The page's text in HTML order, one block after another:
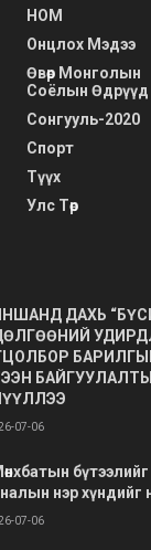
НОМ
Онцлох Мэдээ
Өвөр Монголын
Соёлын Өдрүүд
Сонгууль-2020
Спорт
Түүх
Улс Төр
ДАХЬ
07-06
бүтээлийг
нэр хүндийг
07-06